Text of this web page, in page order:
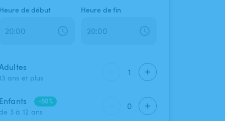
de début Heure de fin
ans et plus
1
-50%
3 à 12 ans
0